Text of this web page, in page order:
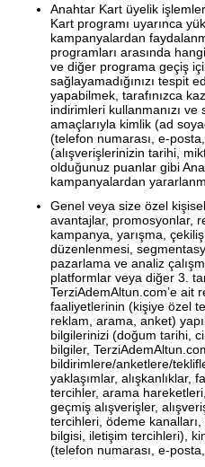
Anahtar Kart üyelik
Kart programı uyarınca
kampanyalardan
programları arasında
ve diğer programa geçiş
sağlayamadığınızı tespit
yapabilmek, tarafınızca
indirimleri kullanmanızı
amaçlarıyla kimlik (ad
(telefon numarası, e-
(alışverişlerinizin tarihi,
olduğunuz puanlar gibi
kampanyalardan
Genel veya size özel
avantajlar, promosyonlar,
kampanya, yarışma,
düzenlenmesi,
pazarlama ve analiz
platformlar veya diğer 3.
TerziAdemAltun.com’e ait
faaliyetlerinin (kişiye özel
reklam, arama, anket)
bilgilerinizi (doğum tarihi,
bilgiler,
bildirimlere/anketlere/
yaklaşımlar, alışkanlıklar,
tercihler, arama
geçmiş alışverişler,
tercihleri, ödeme
bilgisi, iletişim tercihleri),
(telefon numarası, e-